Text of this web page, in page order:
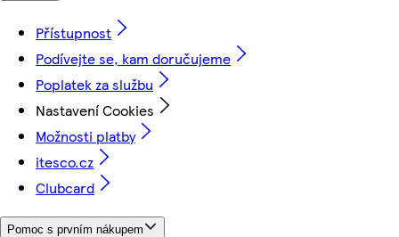
Přístupnost
Podívejte se, kam doručujeme
Poplatek za službu
Nastavení Cookies
Možnosti platby
itesco.cz
Clubcard
Pomoc s prvním nákupem